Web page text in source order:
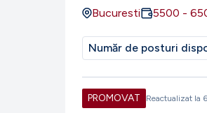
Bucuresti 5500 -
Număr de posturi
PROMOVAT Reactualizat la